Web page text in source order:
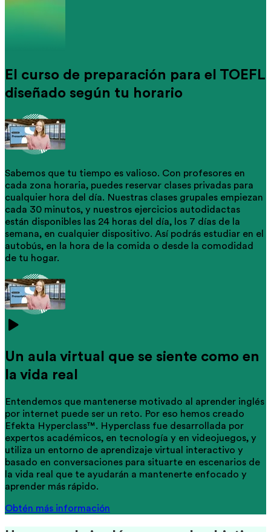
El curso de preparación para el TOEFL
diseñado según tu horario
Sabemos que tu tiempo es valioso. Con profesores en
cada zona horaria, puedes reservar clases privadas para
cualquier hora del día. Nuestras clases grupales empiezan
cada 30 minutos, y nuestros ejercicios autodidactas
están disponibles las 24 horas del día, los 7 días de la
semana, en cualquier dispositivo. Así podrás estudiar en el
autobús, en la hora de la comida o desde la comodidad
de tu hogar.
Un aula virtual que se siente como en
la vida real
Entendemos que mantenerse motivado al aprender inglés
por internet puede ser un reto. Por eso hemos creado
Efekta Hyperclass™. Hyperclass fue desarrollada por
expertos académicos, en tecnología y en videojuegos, y
utiliza un entorno de aprendizaje virtual interactivo y
basado en conversaciones para situarte en escenarios de
la vida real que te ayudarán a mantenerte enfocado y
aprender más rápido.
Obtén más información